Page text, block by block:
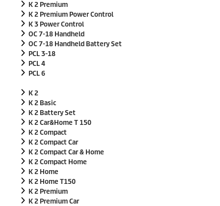
K 2 Premium
K 2 Premium Power Control
K 3 Power Control
OC 7-18 Handheld
OC 7-18 Handheld Battery Set
PCL 3-18
PCL 4
PCL 6
K 2
K 2 Basic
K 2 Battery Set
K 2 Car&Home T 150
K 2 Compact
K 2 Compact Car
K 2 Compact Car & Home
K 2 Compact Home
K 2 Home
K 2 Home T150
K 2 Premium
K 2 Premium Car